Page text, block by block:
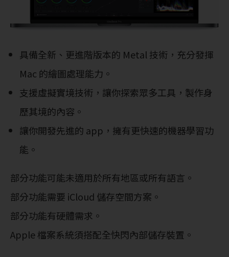
具備全新、更進階版本的 Metal 技術，充分發揮
Mac 的繪圖處理能力。
支援虛擬實境技術，讓你探索眾多工具，製作身
歷其境的內容。
讓你開發先進的 app，擁有更快速的機器學習功
能。
部分功能可能未適用於所有地區或所有語言。
部分功能需要 iCloud 儲存空間方案。
部分功能有硬體需求。
Apple 檔案系統須搭配全快閃內部儲存裝置。